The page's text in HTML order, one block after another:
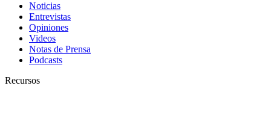
Noticias
Entrevistas
Opiniones
Videos
Notas de Prensa
Podcasts
Recursos